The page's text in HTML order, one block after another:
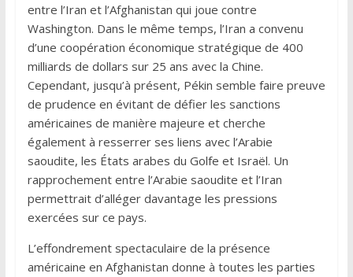
entre l’Iran et l’Afghanistan qui joue contre
Washington. Dans le même temps, l’Iran a convenu
d’une coopération économique stratégique de 400
milliards de dollars sur 25 ans avec la Chine.
Cependant, jusqu’à présent, Pékin semble faire preuve
de prudence en évitant de défier les sanctions
américaines de manière majeure et cherche
également à resserrer ses liens avec l’Arabie
saoudite, les États arabes du Golfe et Israël. Un
rapprochement entre l’Arabie saoudite et l’Iran
permettrait d’alléger davantage les pressions
exercées sur ce pays.
L’effondrement spectaculaire de la présence
américaine en Afghanistan donne à toutes les parties